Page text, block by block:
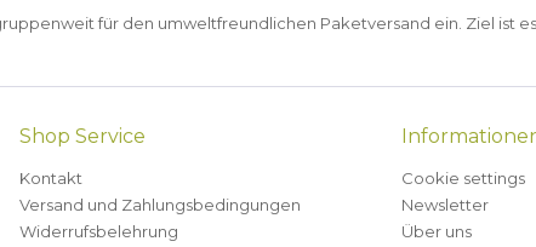
für den umweltfreundlichen Paketversand ein. Ziel ist
Shop Service
Kontakt
Versand und Zahlungsbedingungen
Widerrufsbelehrung
Cookie settings
Newsletter
Über uns